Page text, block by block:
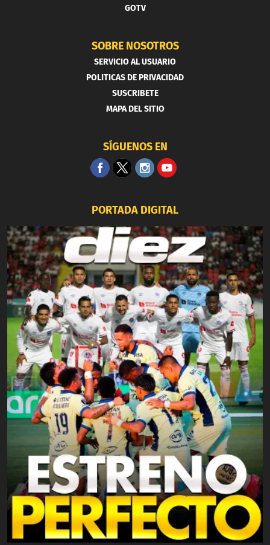
GOTV
SOBRE NOSOTROS
SERVICIO AL USUARIO
POLITICAS DE PRIVACIDAD
SUSCRIBETE
MAPA DEL SITIO
SÍGUENOS EN
PORTADA DIGITAL